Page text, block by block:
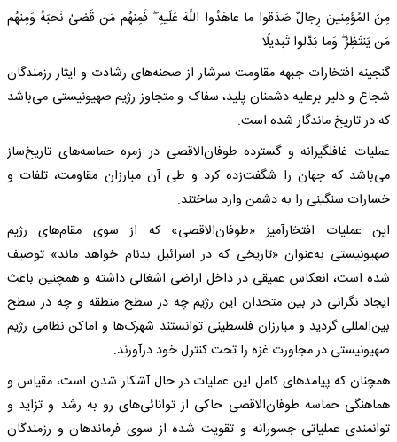
مِنَ المُؤمِنینَ رِجالٌ صَدَقوا ما عاهَدُوا اللَّهَ عَلَیهِ ۖ فَمِنهُم مَن قَضیٰ نَحبَهُ وَمِنهُم
مَن یَنتَظِرُ ۖ وَما بَدَّلوا تَبدیلًا
گنجینه افتخارات جبهه مقاومت سرشار از صحنه‌های رشادت و ایثار رزمندگان
شجاع و دلیر برعلیه دشمنان پلید، سفاک و متجاوز رژیم صهیونیستی می‌باشد
که در تاریخ ماندگار شده است.
عملیات غافلگیرانه و گسترده طوفان‌الاقصی در زمره حماسه‌های تاریخ‌ساز
می‌باشد که جهان را شگفت‌زده کرد و طی آن مبارزان مقاومت، تلفات و
خسارات سنگینی را به دشمن وارد ساختند.
این عملیات افتخارآمیز «طوفان‌الاقصی» که از سوی مقام‌های رژیم
صهیونیستی به‌عنوان «تاریخی که در اسرائیل بدنام خواهد ماند» توصیف
شده است، انعکاس عمیقی در داخل اراضی اشغالی داشته و همچنین باعث
ایجاد نگرانی در بین متحدان این رژیم چه در سطح منطقه و چه در سطح
بین‌المللی گردید و مبارزان فلسطینی توانستند شهرک‌ها و اماکن نظامی رژیم
صهیونیستی در مجاورت غزه را تحت کنترل خود درآورند.
همچنان که پیامدهای کامل این عملیات در حال آشکار شدن است، مقیاس و
هماهنگی حماسه طوفان‌الاقصی حاکی از توانائی‌های رو به رشد و تزاید و
توانمندی عملیاتی جسورانه و تقویت شده از سوی فرماندهان و رزمندگان